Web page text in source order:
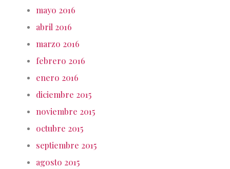
mayo 2016
abril 2016
marzo 2016
febrero 2016
enero 2016
diciembre 2015
noviembre 2015
octubre 2015
septiembre 2015
agosto 2015